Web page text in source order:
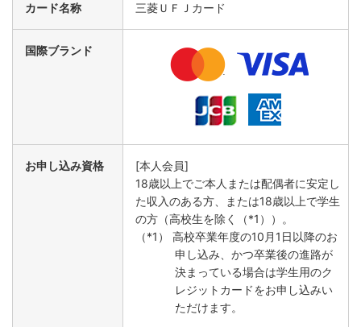
カード名称 三菱ＵＦＪカード
国際ブランド
お申し込み資格
[本人会員]
18歳以上でご本人または配偶者に安定し
た収入のある方、または18歳以上で学生
の方（高校生を除く（*1））。
（*1） 高校卒業年度の10月1日以降のお
申し込み、かつ卒業後の進路が
決まっている場合は学生用のク
レジットカードをお申し込みい
ただけます。